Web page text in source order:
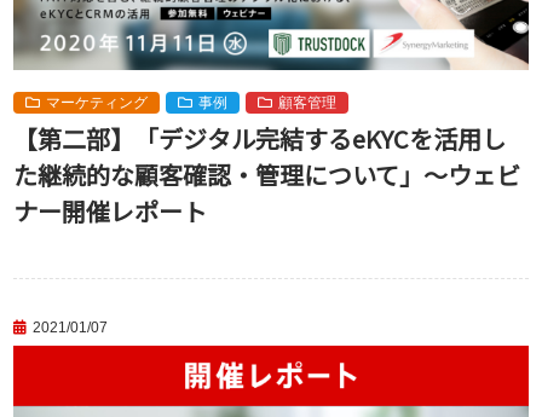
マーケティング 事例 顧客管理
【第二部】「デジタル完結するeKYCを活用し
た継続的な顧客確認・管理について」～ウェビ
ナー開催レポート
2021/01/07